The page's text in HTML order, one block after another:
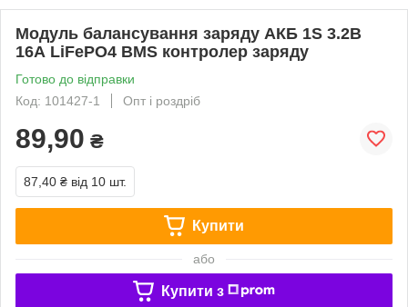
Модуль балансування заряду АКБ 1S 3.2В
16А LiFePO4 BMS контролер заряду
Готово до відправки
Код: 101427-1
Опт і роздріб
89,90 ₴
87,40 ₴ від 10 шт.
Купити
або
Купити з